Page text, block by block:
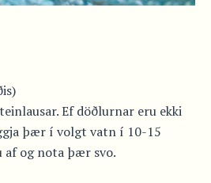
Ef döðlurnar eru ekki
þær í volgt vatn í 10-15
og nota þær svo.